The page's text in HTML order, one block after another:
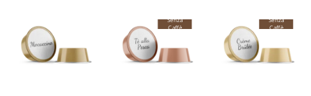
Senza
Caffè
Senza
Caffè